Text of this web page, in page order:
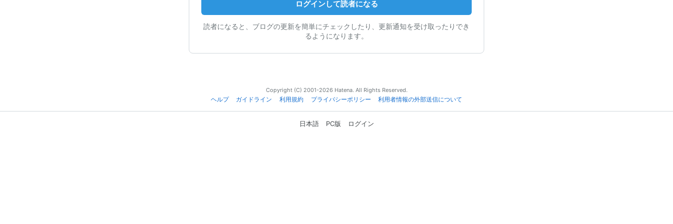
ログインして読者になる
読者になると、ブログの更新を簡単にチェックしたり、更新通知を受け取ったりでき
るようになります。
Copyright (C) 2001-2026 Hatena. All Rights Reserved.
ヘルプ
ガイドライン 利用規約 プライバシーポリシー 利用者情報の外部送信について
日本語 PC版 ログイン